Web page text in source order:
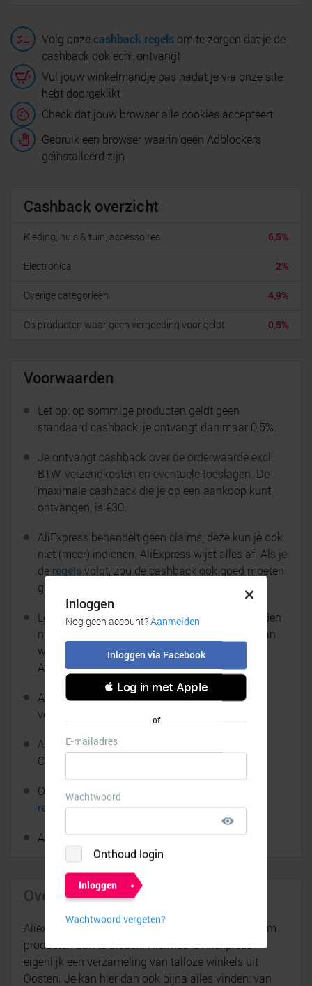
Volg onzecashback regels om te zorgen dat je de
cashback ook echt ontvangt
Vul jouw winkelmandje pas nadat je via onze site
hebt doorgeklikt
Check dat jouw browser alle cookies accepteert
Gebruik een browser waarin geen Adblockers
geïnstalleerd zijn
Cashback overzicht
6,5%
Kleding, huis & tuin, accessoires
2%
Electronica
4,9%
Overige categorieën
0,5%
Op producten waar geen vergoeding voor geldt
Voorwaarden
Let op: op sommige producten geldt geen
standaard cashback, je ontvangt dan maar 0,5%.
Je ontvangt cashback over de orderwaarde excl.
BTW, verzendkosten en eventuele toeslagen. De
maximale cashback die je op een aankoop kunt
ontvangen, is €30.
AliExpress behandelt geen claims, deze kun je ook
niet (meer) indienen. AliExpress wijst alles af. Als je
de regelsvolgt, zou de cashback ook goed moeten
gaan.
Let op: als een cashback langer dan zes maanden
niet is gekeurd (dus nog op Bevestigd staat), dan
wordt deze automatisch afgekeurd door
AliExpress.
Als je een lagere prijs onderhandelt met de
verkoper, ontvang je geen cashback.
AliExpress Coupons, Store Coupons en Select
Coupons zijn geldig i.c.m. cashback.
Op elke aankoop zijn de
regels
AliExpress cashbacks:
Over AliExpress
Aliexpress is een platform voor Chinese retailers om
producten aan te bieden. Hiermee is Aliexpress
eigenlijk een verzameling van talloze winkels uit
Oosten. Je kan hier dan ook bijna alles vinden: van